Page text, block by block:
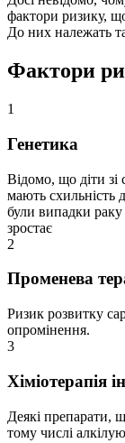
фактори ризику,
До них належать
Фактори
1
Генетика
Відомо, що діти
мають схильність
були випадки раку
зростає
2
Променева
Ризик розвитку
опромінення.
3
Хіміотерапія
Деякі препарати,
тому числі